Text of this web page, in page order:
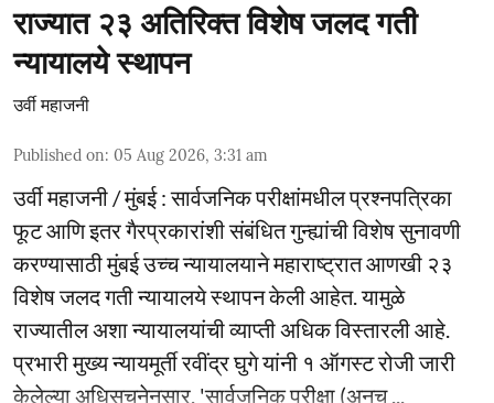
राज्यात २३ अतिरिक्त विशेष जलद गती
न्यायालये स्थापन
उर्वी महाजनी
Published on: 05 Aug 2026, 3:31 am
उर्वी महाजनी / मुंबई : सार्वजनिक परीक्षांमधील प्रश्नपत्रिका
फूट आणि इतर गैरप्रकारांशी संबंधित गुन्ह्यांची विशेष सुनावणी
करण्यासाठी मुंबई उच्च न्यायालयाने महाराष्ट्रात आणखी २३
विशेष जलद गती न्यायालये स्थापन केली आहेत. यामुळे
राज्यातील अशा न्यायालयांची व्याप्ती अधिक विस्तारली आहे.
प्रभारी मुख्य न्यायमूर्ती रवींद्र घुगे यांनी १ ऑगस्ट रोजी जारी
केलेल्या अधिसूचनेनुसार, 'सार्वजनिक परीक्षा (अनुच ...